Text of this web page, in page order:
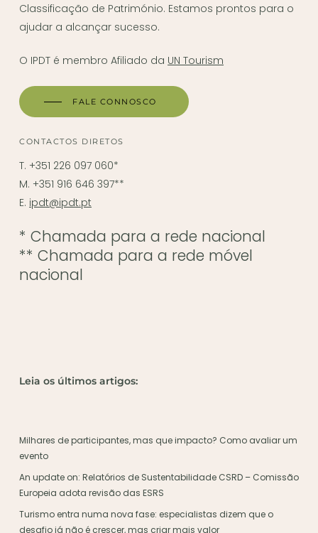
Classificação de Património. Estamos prontos para o
ajudar a alcançar sucesso.
O IPDT é membro Afiliado da UN Tourism
FALE CONNOSCO
CONTACTOS DIRETOS
T. +351 226 097 060*
M. +351 916 646 397**
E. ipdt@ipdt.pt
* Chamada para a rede nacional
** Chamada para a rede móvel
nacional
Leia os últimos artigos:
Milhares de participantes, mas que impacto? Como avaliar um
evento
An update on: Relatórios de Sustentabilidade CSRD – Comissão
Europeia adota revisão das ESRS
Turismo entra numa nova fase: especialistas dizem que o
desafio já não é crescer, mas criar mais valor